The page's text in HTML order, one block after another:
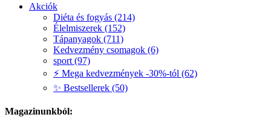
Akciók
Diéta és fogyás (214)
Élelmiszerek (152)
Tápanyagok (711)
Kedvezmény csomagok (6)
sport (97)
⚡ Mega kedvezmények -30%-tól (62)
✨ Bestsellerek (50)
Magazinunkból: